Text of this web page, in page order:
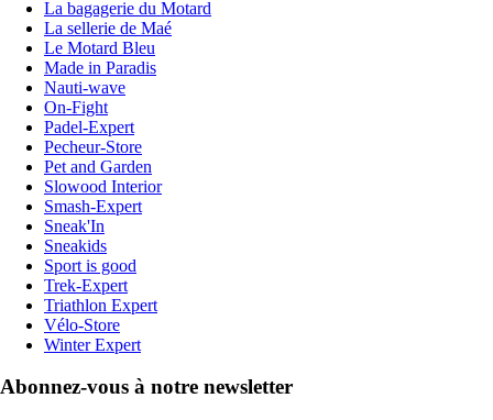
La bagagerie du Motard
La sellerie de Maé
Le Motard Bleu
Made in Paradis
Nauti-wave
On-Fight
Padel-Expert
Pecheur-Store
Pet and Garden
Slowood Interior
Smash-Expert
Sneak'In
Sneakids
Sport is good
Trek-Expert
Triathlon Expert
Vélo-Store
Winter Expert
Abonnez-vous à notre newsletter